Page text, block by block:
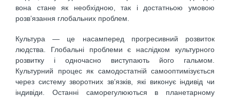
вона стане як необхідною, так і достатньою умовою
розв’язання глобальних проблем.
Культура — це насамперед прогресивний розвиток
людства. Глобальні проблеми є наслідком культурного
розвитку і одночасно виступають його гальмом.
Культурний процес як самодостатній самооптимізується
через систему зворотних зв’язків, які виконує індивід чи
індивіди. Останні саморегулюються в планетарному